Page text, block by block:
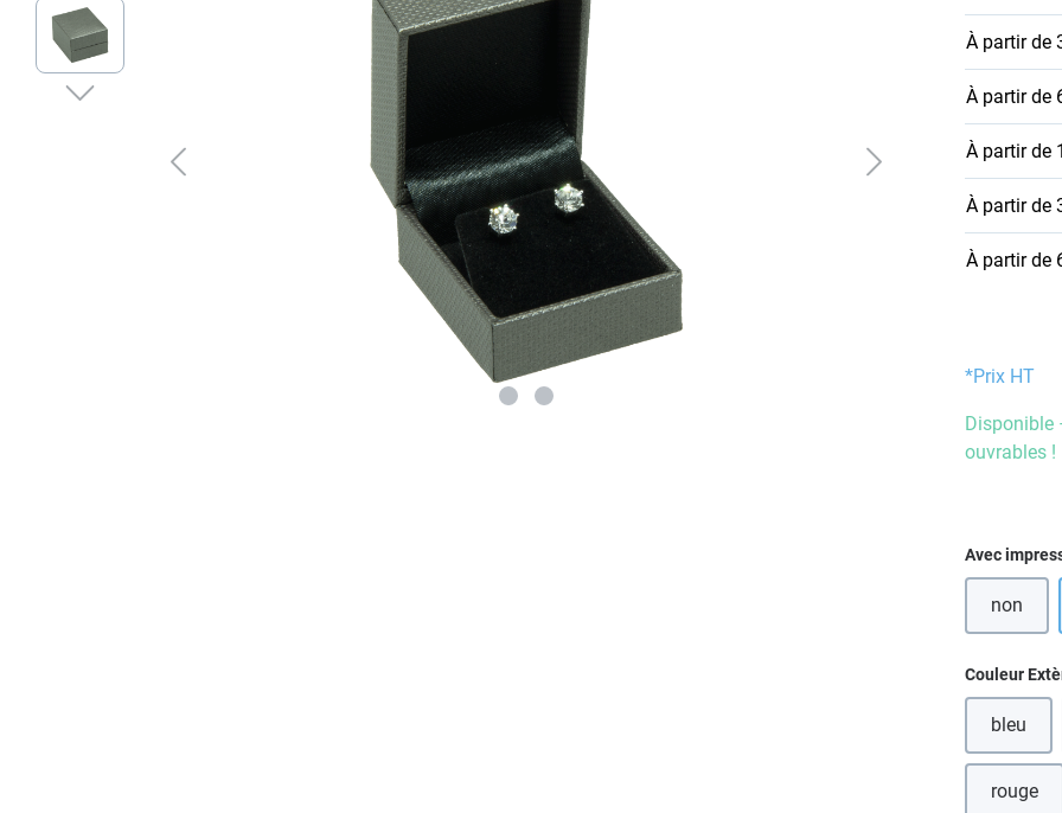
À partir de
À partir de
À partir de
À partir de
À partir de
*Prix HT
Disponible
ouvrables !
Avec
non
Couleur
bleu(Cette
rouge